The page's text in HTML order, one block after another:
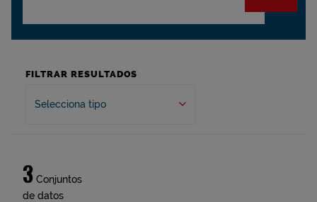
FILTRAR RESULTADOS
Selecciona tipo
3 Conjuntos
de datos